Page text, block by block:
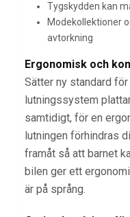
Tygskydden kan
Modekollektioner
avtorkning
Ergonomisk och
Sätter ny standard
lutningssystem
samtidigt, för en
lutningen förhindras
framåt så att barnet
bilen ger ett
är på språng.